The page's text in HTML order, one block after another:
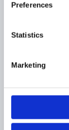
Preferences
Statistics
Marketing